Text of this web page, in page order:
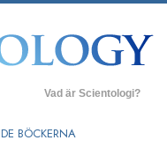
Vad är Scientologi?
Trossatser och religiösa bruk
BÖCKERNA